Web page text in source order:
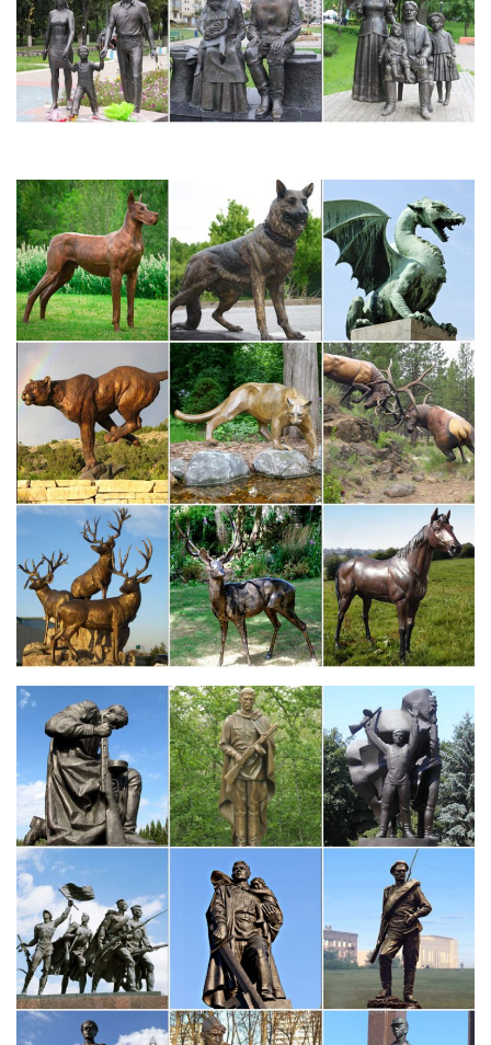
предложения начинаются с 4 600 руб.
Поиск «статуэтка бронза» в разделе Антиквариат и Искусство.
Имя Начало Окончание Цена +доставка Ставки. Бронза –
фарфор, СТАТУЭТКА, СОБАКА, СОБАКИ.Символ
Купить фигурки и статуэтки недорого, цена фигурок и
статуэток…
Продажа фигурок и статуэток в интернет-магазине Hoff!
Широкий ассортимент мебели и приятные цены.Кредит 0-0-
12! от руб./мес. Декоративная фигурка 7см Символ
года.Декоративная фигурка 50 см Собака.
Статуэтки декоративные | Интернет-магазин подарков
Интернет магазин оригинальных подарков,сувениров и
предметов интерьера. Большой ассортимент и демократичные
цены.Часы интерьерные Часы колесо Часы на кухню Часы
офисные Часы с символикой Часы статуэтки Часы Фоторамки.
Пластиковые фигурки. Наградные статуэтки с надписями.
Чебоксары. Челябинск.Пластиковые фигурки: незабываемая
награда и сувенир "со значением". Интересные статуэтки
способны придать шарм и особую индивидуальность любому
дому.
Купить новогодний символ 2018 года (Собака) оптом и в
розницу
Символ года (Собака). Отфильтровано: Сбросить
фильтры.Сортировать:По цене По цене за единицу вложения
По новизне По алфавиту По артикулу По размеру скидки.
Показывать:20 50 100.
Статуэтки из серебра, фигурки животных.
Интересные статьи. Символ Собаки. Символ Медведя.
Символические подарки – статуэтка Совы.Для того, чтобы
заказать ювелирное изделие на сайте воспользуйтесь формой
заказа интернет магазина, нажав кнопку Купить или позвоните
нам по телефонам
Купить наградные спортстатуэтки от 69 руб.| Спортивные…
Компания На Олимпе предлагает купить наградные статуэтки.
Возможна покупка в количестве от 1 штуки. Изделия